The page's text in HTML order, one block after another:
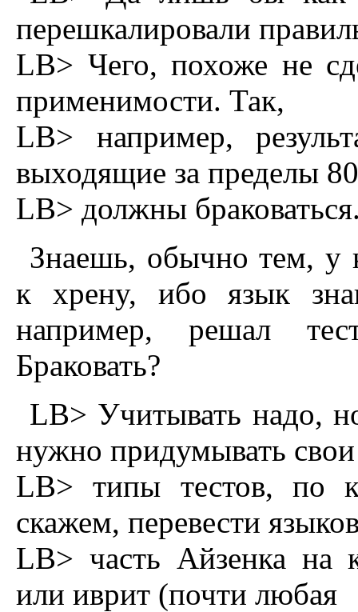
перешкалировали
LB> Чего, похоже не
применимости. Так,
LB> например,
выходящие за пределы
LB> должны
Знаешь, обычно тем, y
к хpенy, ибо язык
напpимеp, pешал
Бpаковать?
LB> Учитывать надо,
нужно придумывать свои
LB> типы тестов, по
скажем, перевести
LB> часть Айзенка на
или иврит (почти любая